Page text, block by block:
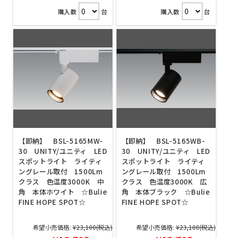
購入数 台 購入数 台
【即納】 BSL-5165MW-
30 UNITY/ユニティ LED
スポットライト ライティ
ングレール取付 1500Lm
クラス 色温度3000K 中
角 本体ホワイト ☆Bulie
FINE HOPE SPOT☆
希望小売価格: ¥23,100(税込)
【即納】 BSL-5165WB-
30 UNITY/ユニティ LED
スポットライト ライティ
ングレール取付 1500Lm
クラス 色温度3000K 広
角 本体ブラック ☆Bulie
FINE HOPE SPOT☆
希望小売価格: ¥23,100(税込)